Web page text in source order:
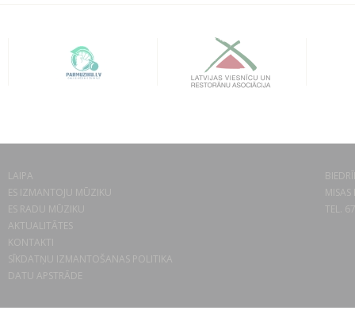
LAIPA
ES IZMANTOJU MŪZIKU
ES RADU MŪZIKU
AKTUALITĀTES
KONTAKTI
SĪKDATŅU IZMANTOŠANAS POLITIKA
DATU APSTRĀDE
TEL.